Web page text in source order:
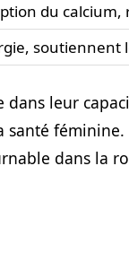
du
soutiennent
dans leur
santé
dans la